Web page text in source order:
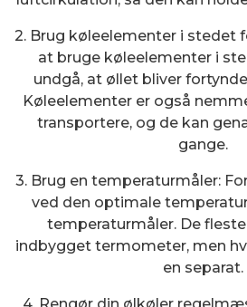
2. Brug køleelementer i stedet
at bruge køleelementer i
undgå, at øllet bliver
Køleelementer er også
transportere, og de kan
gange.
3. Brug en temperaturmåler:
ved den optimale
temperaturmåler. De
indbygget termometer, men
en separat.